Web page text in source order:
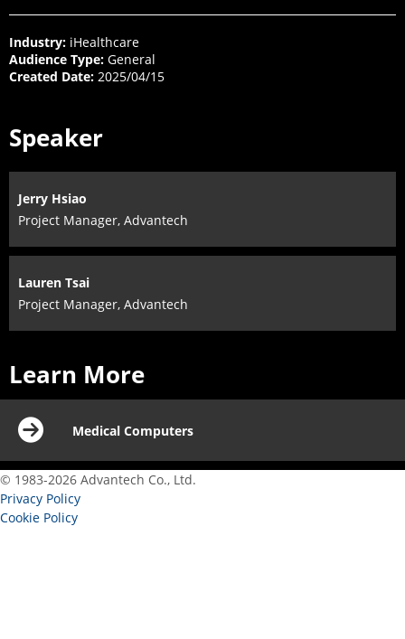
Industry: iHealthcare
Audience Type: General
Created Date: 2025/04/15
Speaker
Jerry Hsiao
Project Manager, Advantech
Lauren Tsai
Project Manager, Advantech
Learn More
Medical Computers
© 1983-2026 Advantech Co., Ltd.
Privacy Policy
Cookie Policy